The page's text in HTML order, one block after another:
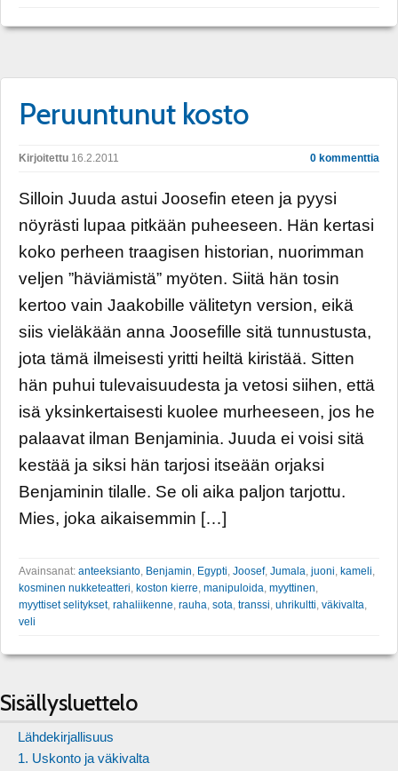
Peruuntunut kosto
Kirjoitettu 16.2.2011 0 kommenttia
Silloin Juuda astui Joosefin eteen ja pyysi
nöyrästi lupaa pitkään puheeseen. Hän kertasi
koko perheen traagisen historian, nuorimman
veljen ”häviämistä” myöten. Siitä hän tosin
kertoo vain Jaakobille välitetyn version, eikä
siis vieläkään anna Joosefille sitä tunnustusta,
jota tämä ilmeisesti yritti heiltä kiristää. Sitten
hän puhui tulevaisuudesta ja vetosi siihen, että
isä yksinkertaisesti kuolee murheeseen, jos he
palaavat ilman Benjaminia. Juuda ei voisi sitä
kestää ja siksi hän tarjosi itseään orjaksi
Benjaminin tilalle. Se oli aika paljon tarjottu.
Mies, joka aikaisemmin […]
Avainsanat: anteeksianto Benjamin Egypti Joosef, Jumala juoni kameli
kosminen nukketeatteri koston kierre manipuloida myyttinen
myyttiset selitykset, rahaliikenne rauha sota transsi uhrikultti väkivalta
veli
Sisällysluettelo
Lähdekirjallisuus
1. Uskonto ja väkivalta